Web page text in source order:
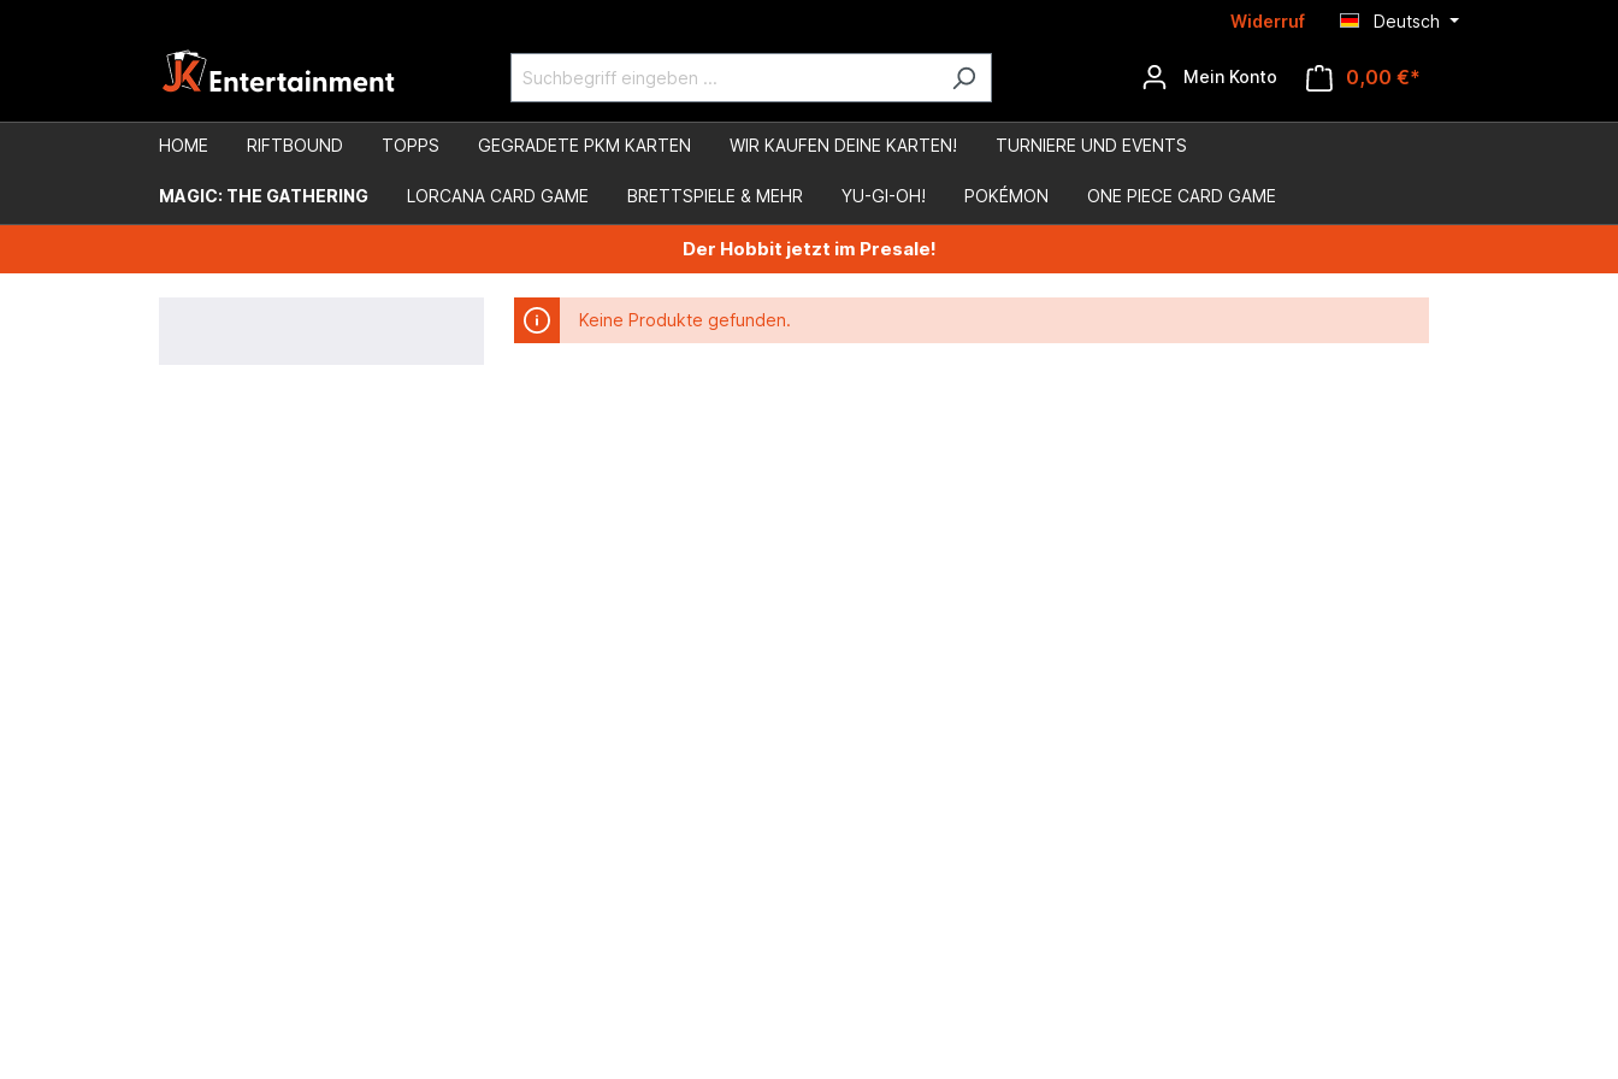
Widerruf Deutsch
Mein Konto 0,00 €*
HOME RIFTBOUND TOPPS GEGRADETE PKM KARTEN WIR KAUFEN DEINE KARTEN! TURNIERE UND EVENTS
MAGIC: THE GATHERING LORCANA CARD GAME BRETTSPIELE & MEHR YU-GI-OH! POKÉMON ONE PIECE CARD GAME
Der Hobbit jetzt im Presale!
Keine Produkte gefunden.